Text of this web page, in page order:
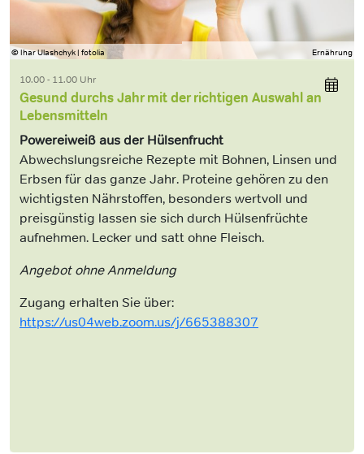
© Ihar Ulashchyk | fotolia Ernährung
10.00 - 11.00 Uhr
Gesund durchs Jahr mit der richtigen Auswahl an
Lebensmitteln
Powereiweiß aus der Hülsenfrucht
Abwechslungsreiche Rezepte mit Bohnen, Linsen und
Erbsen für das ganze Jahr. Proteine gehören zu den
wichtigsten Nährstoffen, besonders wertvoll und
preisgünstig lassen sie sich durch Hülsenfrüchte
aufnehmen. Lecker und satt ohne Fleisch.
Angebot ohne Anmeldung
Zugang erhalten Sie über:
https://us04web.zoom.us/j/665388307